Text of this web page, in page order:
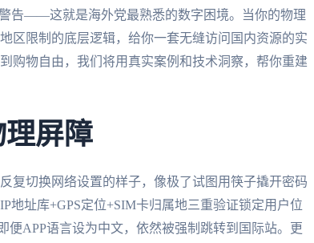
告——这就是海外党最熟悉的数字困境。当你的物理
区限制的底层逻辑，给你一套无缝访问国内资源的实
购物自由，我们将用真实案例和技术洞察，帮你重建
屏障
复切换网络设置的样子，像极了试图用筷子撬开密码
地址库+GPS定位+SIM卡归属地三重验证锁定用户位
APP语言设为中文，依然被强制跳转到国际站。更